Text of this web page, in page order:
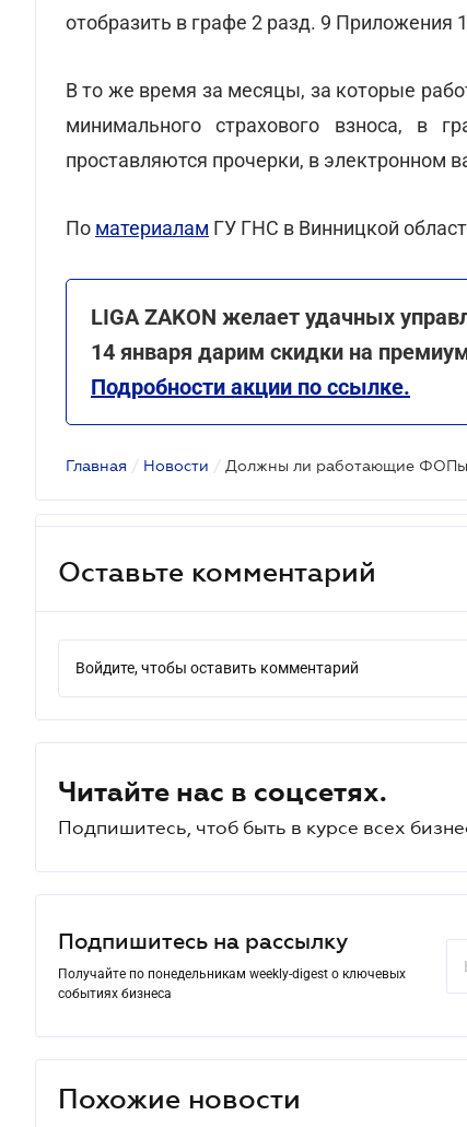
отобразить в графе 2 разд. 9 Приложения
В то же время за месяцы, за которые
минимального страхового взноса,
проставляются прочерки, в электронном
По материалам ГУ ГНС в Винницкой
LIGA ZAKON желает удачных
14 января дарим скидки на
Подробности акции по ссылке.
Главная / Новости /
Оставьте комментарий
Войдите, чтобы оставить комментарий
Читайте нас в соцсетях.
Подпишитесь, чтоб быть в курсе всех
Подпишитесь на рассылку
Получайте по понедельникам weekly-digest о ключевых
событиях бизнеса
Похожие новости